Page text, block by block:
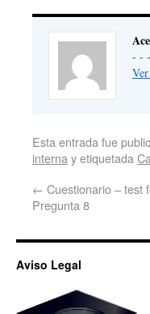
- -
Esta entrada fue
internay etiquetada
← Cuestionario – test
Pregunta 8
Aviso Legal